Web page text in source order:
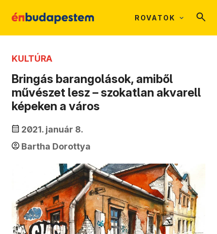
ROVATOK
KULTÚRA
Bringás barangolások, amiből
művészet lesz – szokatlan akvarell
képeken a város
2021. január 8.
Bartha Dorottya